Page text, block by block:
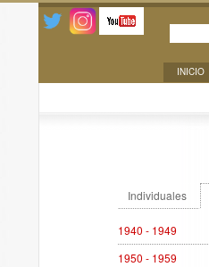
INICIO
Individuales
1940 - 1949
1950 - 1959